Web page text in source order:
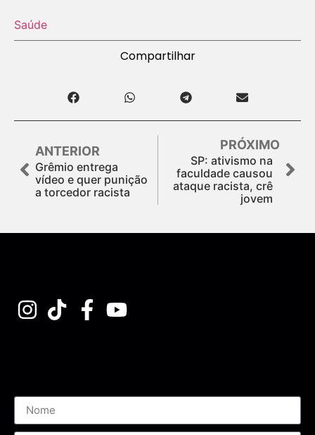
Saúde
Compartilhar
ANTERIOR
Grêmio entrega
vídeo e quer punição
a torcedor racista
PRÓXIMO
SP: ativismo na
faculdade causou
ataque racista, crê
jovem